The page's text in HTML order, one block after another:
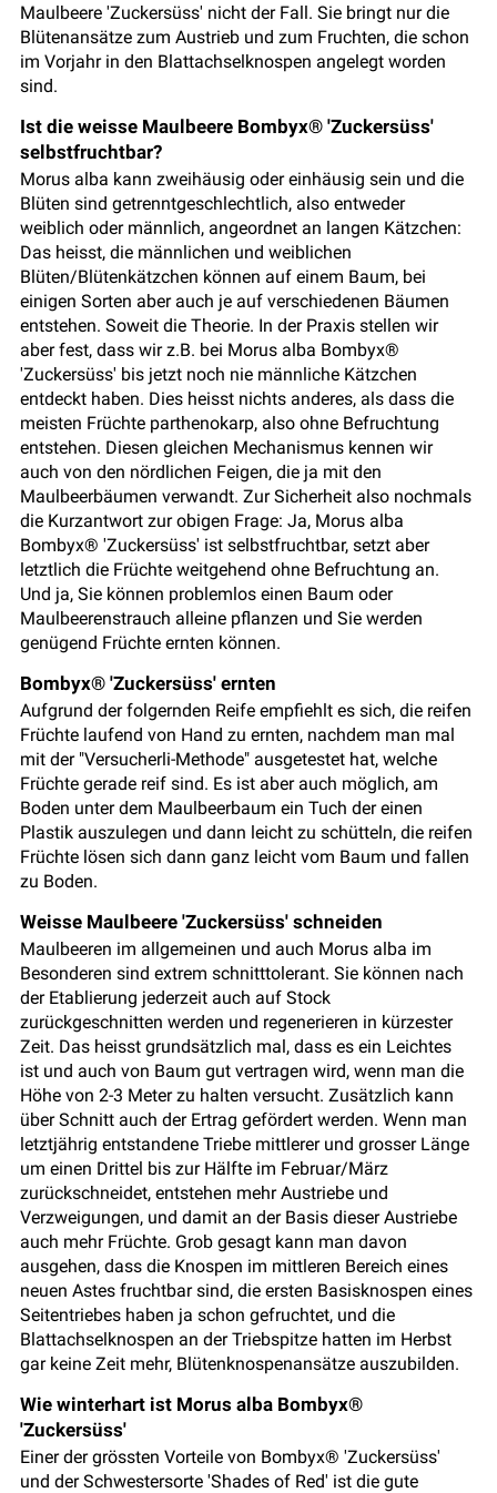
Maulbeere 'Zuckersüss' nicht der Fall. Sie bringt nur die
Blütenansätze zum Austrieb und zum Fruchten, die schon
im Vorjahr in den Blattachselknospen angelegt worden
sind.
Ist die weisse Maulbeere Bombyx® 'Zuckersüss'
selbstfruchtbar?
Morus alba kann zweihäusig oder einhäusig sein und die
Blüten sind getrenntgeschlechtlich, also entweder
weiblich oder männlich, angeordnet an langen Kätzchen:
Das heisst, die männlichen und weiblichen
Blüten/Blütenkätzchen können auf einem Baum, bei
einigen Sorten aber auch je auf verschiedenen Bäumen
entstehen. Soweit die Theorie. In der Praxis stellen wir
aber fest, dass wir z.B. bei Morus alba Bombyx®
'Zuckersüss' bis jetzt noch nie männliche Kätzchen
entdeckt haben. Dies heisst nichts anderes, als dass die
meisten Früchte parthenokarp, also ohne Befruchtung
entstehen. Diesen gleichen Mechanismus kennen wir
auch von den nördlichen Feigen, die ja mit den
Maulbeerbäumen verwandt. Zur Sicherheit also nochmals
die Kurzantwort zur obigen Frage: Ja, Morus alba
Bombyx® 'Zuckersüss' ist selbstfruchtbar, setzt aber
letztlich die Früchte weitgehend ohne Befruchtung an.
Und ja, Sie können problemlos einen Baum oder
Maulbeerenstrauch alleine pflanzen und Sie werden
genügend Früchte ernten können.
Bombyx® 'Zuckersüss' ernten
Aufgrund der folgernden Reife empfiehlt es sich, die reifen
Früchte laufend von Hand zu ernten, nachdem man mal
mit der "Versucherli-Methode" ausgetestet hat, welche
Früchte gerade reif sind. Es ist aber auch möglich, am
Boden unter dem Maulbeerbaum ein Tuch der einen
Plastik auszulegen und dann leicht zu schütteln, die reifen
Früchte lösen sich dann ganz leicht vom Baum und fallen
zu Boden.
Weisse Maulbeere 'Zuckersüss' schneiden
Maulbeeren im allgemeinen und auch Morus alba im
Besonderen sind extrem schnitttolerant. Sie können nach
der Etablierung jederzeit auch auf Stock
zurückgeschnitten werden und regenerieren in kürzester
Zeit. Das heisst grundsätzlich mal, dass es ein Leichtes
ist und auch von Baum gut vertragen wird, wenn man die
Höhe von 2-3 Meter zu halten versucht. Zusätzlich kann
über Schnitt auch der Ertrag gefördert werden. Wenn man
letztjährig entstandene Triebe mittlerer und grosser Länge
um einen Drittel bis zur Hälfte im Februar/März
zurückschneidet, entstehen mehr Austriebe und
Verzweigungen, und damit an der Basis dieser Austriebe
auch mehr Früchte. Grob gesagt kann man davon
ausgehen, dass die Knospen im mittleren Bereich eines
neuen Astes fruchtbar sind, die ersten Basisknospen eines
Seitentriebes haben ja schon gefruchtet, und die
Blattachselknospen an der Triebspitze hatten im Herbst
gar keine Zeit mehr, Blütenknospenansätze auszubilden.
Wie winterhart ist Morus alba Bombyx®
'Zuckersüss'
Einer der grössten Vorteile von Bombyx® 'Zuckersüss'
und der Schwestersorte 'Shades of Red' ist die gute